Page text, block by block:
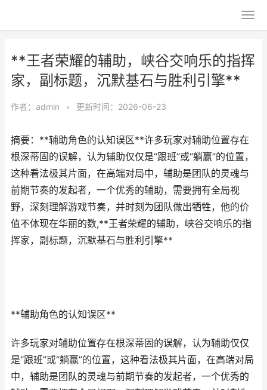
**王者荣耀的辅助，峡谷交响乐的指挥
家，副标题，沉默基石与胜利引擎**
作者： admin • 更新时间：2026-06-23
摘要：**辅助角色的认知误区**许多玩家对辅助位置存在
根深蒂固的误解，认为辅助仅仅是“跟班”或“躺赢”的位置，
这种看法极其片面，在高端对局中，辅助是团队的灵魂与
前期节奏的发起者，一个优秀的辅助，需要拥有全局视
野，深刻理解游戏节奏，并时刻为团队做出牺牲，他的价
值不体现在华丽的数,**王者荣耀的辅助，峡谷交响乐的指
挥家，副标题，沉默基石与胜利引擎**
**辅助角色的认知误区**
许多玩家对辅助位置存在根深蒂固的误解，认为辅助仅仅
是“跟班”或“躺赢”的位置，这种看法极其片面，在高端对局
中，辅助是团队的灵魂与前期节奏的发起者，一个优秀的